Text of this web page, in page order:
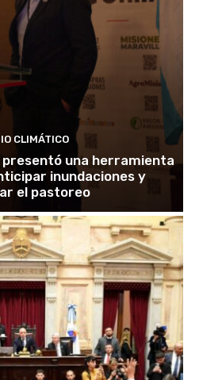
CLIMÁTICO
una herramienta
inundaciones y
el pastoreo